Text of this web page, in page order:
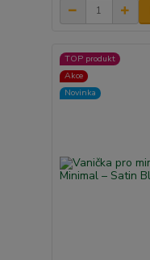
TOP produkt
Akce
Novinka